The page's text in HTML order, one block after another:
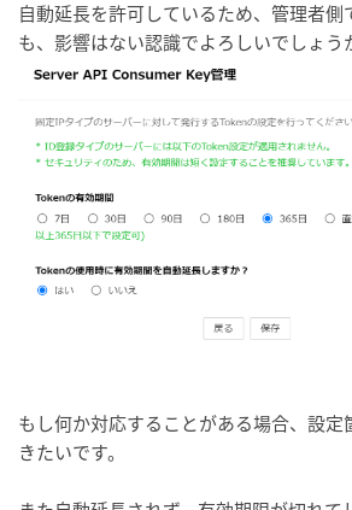
自動延長を許可しているため、管理者側
も、影響はない認識でよろしいでしょう
もし何か対応することがある場合、設定
きたいです。